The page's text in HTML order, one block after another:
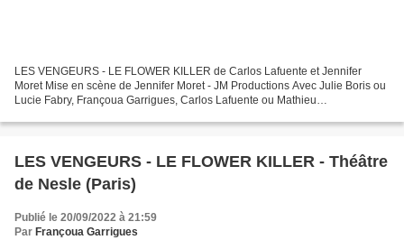
LES VENGEURS - LE FLOWER KILLER de Carlos Lafuente et Jennifer
Moret Mise en scène de Jennifer Moret - JM Productions Avec Julie Boris ou
Lucie Fabry, Françoua Garrigues, Carlos Lafuente ou Mathieu
LES VENGEURS - LE FLOWER KILLER - Théâtre
de Nesle (Paris)
Publié le 20/09/2022 à 21:59
Par Françoua Garrigues